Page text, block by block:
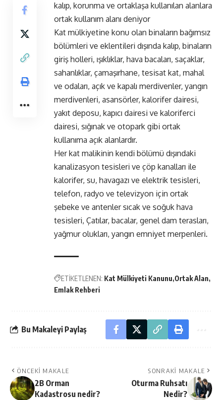
kalıp, korunma ve ortaklaşa kullanılan alanlara
ortak kullanım alanı deniyor
Kat mülkiyetine konu olan binaların bağımsız
bölümleri ve eklentileri dışında kalıp, binaların
giriş holleri, ışıklıklar, hava bacaları, saçaklar,
sahanlıklar, çamaşırhane, tesisat kat, mahal
ve odaları, açık ve kapalı merdivenler, yangın
merdivenleri, asansörler, kalorifer dairesi,
yakıt deposu, kapıcı dairesi ve kaloriferci
dairesi, sığınak ve otopark gibi ortak
kullanıma açık alanlardır.
Her kat malikinin kendi bölümü dışındaki
kanalizasyon tesisleri ve çöp kanalları ile
kalorifer, su, havagazı ve elektrik tesisleri,
telefon, radyo ve televizyon için ortak
şebeke ve antenler sıcak ve soğuk hava
tesisleri, Çatılar, bacalar, genel dam terasları,
yağmur olukları, yangın emniyet merpenleri.
ETİKETLENEN: Kat Mülkiyeti Kanunu Ortak Alan
Emlak Rehberi
Bu Makaleyi Paylaş
ÖNCEKI MAKALE
2B Orman
Kadastrosu nedir?
SONRAKI MAKALE
Oturma Ruhsatı
Nedir?